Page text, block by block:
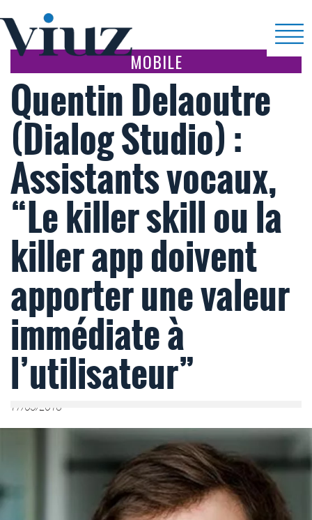
MOBILE
Quentin Delaoutre
(Dialog Studio) :
Assistants vocaux,
“Le killer skill ou la
killer app doivent
apporter une valeur
immédiate à
l’utilisateur”
17/05/2018